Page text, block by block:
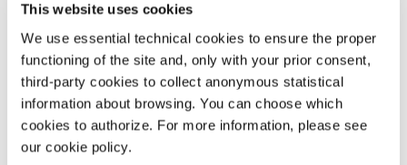
This website uses cookies
We use essential technical cookies to ensure the proper
functioning of the site and, only with your prior consent,
third-party cookies to collect anonymous statistical
information about browsing. You can choose which
cookies to authorize. For more information, please see
our cookie policy.